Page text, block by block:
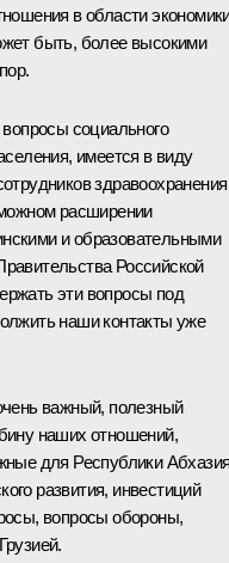
в области
быть, более высокими
социального
имеется в виду
здравоохранения
расширении
и образовательными
Российской
эти вопросы под
наши контакты уже
важный, полезный
наших отношений,
для Республики
развития, инвестиций
вопросы обороны,